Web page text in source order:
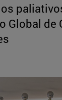
Global de